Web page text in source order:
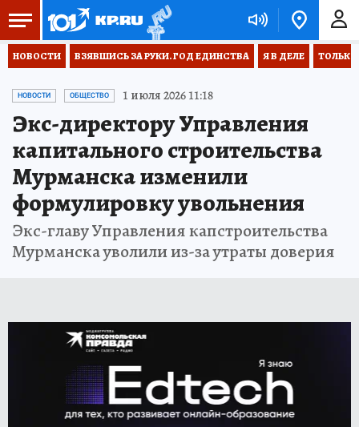
НОВОСТИ ВЗЯВШИСЬ ЗА РУКИ. ГОД ЕДИНСТВА Я В ДЕЛЕ ТОЛЬКО
НОВОСТИ ОБЩЕСТВО 1 июля 2026 11:18
Экс-директору Управления
капитального строительства
Мурманска изменили
формулировку увольнения
Экс-главу Управления капстроительства
Мурманска уволили из-за утраты доверия